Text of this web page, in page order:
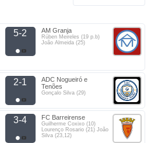
5-2 AM Granja
Rúben Meireles (19 p.b)
João Almeida (25)
2-1
ADC Nogueiró e
Tenões
Gonçalo Silva (29)
3-4 FC Barreirense
Guilherme Coxixo (10)
Lourenço Rosario (21) João
Silva (23,12)